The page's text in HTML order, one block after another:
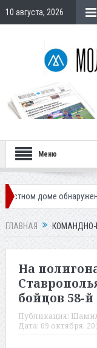
10 августа, 2026
Меню
обнаружен мертвый
ГЛАВНАЯ
На
бойцов 58-
Публикация:
Дата: 09 октября,